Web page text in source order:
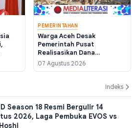
PEMERINTAHAN
Warga Aceh Desak
Pemerintah Pusat
Realisasikan Dana
Pemulihan Bencana
November 2025 Sebelum
07 Agustus 2026
Indeks
Season 18 Resmi Bergulir 14
2026, Laga Pembuka EVOS vs